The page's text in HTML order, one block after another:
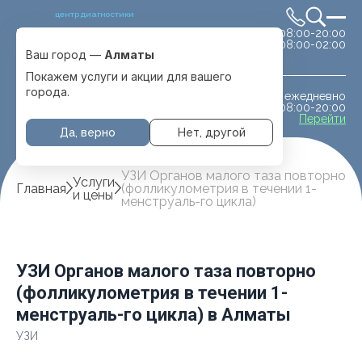
центр диагностики
Выбрать город
с. Отеген батыра
сб-вс 08:00-20:00
08:00-02:00
ежедневно
08:00-20:00
Перейти
Ваш город — Алматы
Покажем услуги и акции для вашего
города.
Да, верно Нет, другой
Главная Услуги
и цены
УЗИ Органов малого таза повторно
(фолликулометрия в течении 1-
менструаль-го цикла)
УЗИ Органов малого таза повторно
(фолликулометрия в течении 1-
менструаль-го цикла) в Алматы
УЗИ